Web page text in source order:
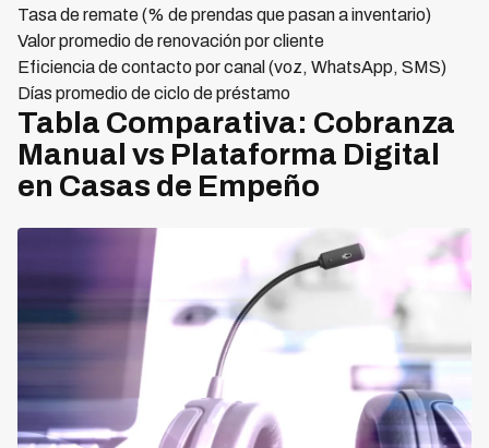
Tasa de remate (% de prendas que pasan a inventario)
Valor promedio de renovación por cliente
Eficiencia de contacto por canal (voz, WhatsApp, SMS)
Días promedio de ciclo de préstamo
Tabla Comparativa: Cobranza
Manual vs Plataforma Digital
en Casas de Empeño